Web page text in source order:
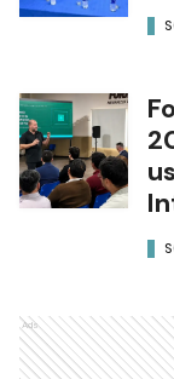
Ads